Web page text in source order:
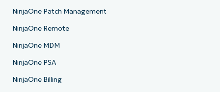
NinjaOne Patch Management
NinjaOne Remote
NinjaOne MDM
NinjaOne PSA
NinjaOne Billing